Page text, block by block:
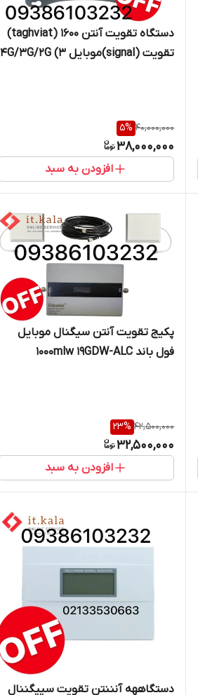
دستگاه تقویت آنتن 1600 (taghviat)
تقویت (signal)موبایل ۴G/۳G/۲G (۳
40,000,000
5%
38,000,000
افزودن به سبد
پکیج تقویت آنتن سیگنال موبایل
فول باند 1000mlw 19GDW-ALC
42,500,000
23%
32,500,000
افزودن به سبد
دستگاههه آنننتن تقویت سییگننال